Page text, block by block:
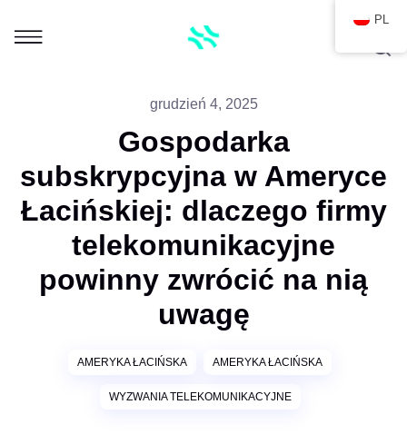
grudzień 4, 2025
Gospodarka
subskrypcyjna w Ameryce
Łacińskiej: dlaczego firmy
telekomunikacyjne
powinny zwrócić na nią
uwagę
AMERYKA ŁACIŃSKA AMERYKA ŁACIŃSKA
WYZWANIA TELEKOMUNIKACYJNE
PL